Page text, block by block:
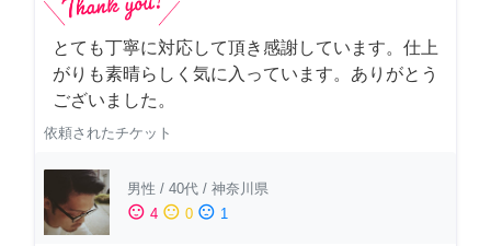
とても丁寧に対応して頂き感謝しています。仕上
がりも素晴らしく気に入っています。ありがとう
ございました。
依頼されたチケット
男性 / 40代 / 神奈川県
sentiment_satisfied 4 sentiment_neutral 0 sentiment_dissatisfied 1